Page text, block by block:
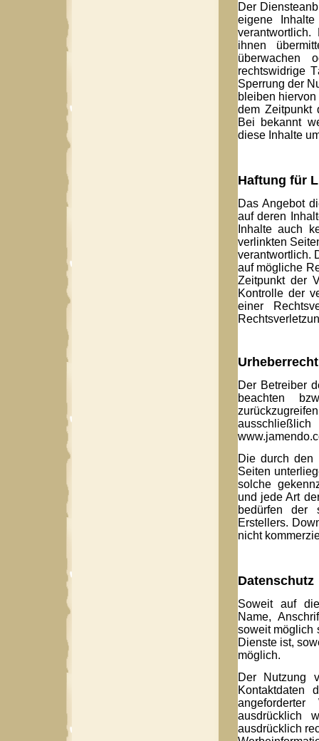
Der
eigene
ihnen
überwachen
rechtswidrige
Sperrung der
bleiben
dem Zeitpunkt
Bei bekannt
diese Inhalte
Haftung für
Das Angebot
auf deren
Inhalte auch
verlinkten
verantwortlich.
auf mögliche
Zeitpunkt der
Kontrolle der
einer
Urheberrecht
Der Betreiber
beachten
Die durch den
Seiten
solche
und jede Art
bedürfen der
Erstellers.
nicht
Datenschutz
Soweit auf
Name,
soweit möglich
Dienste ist,
möglich.
Der Nutzung
Kontaktdaten
ausdrücklich
ausdrücklich